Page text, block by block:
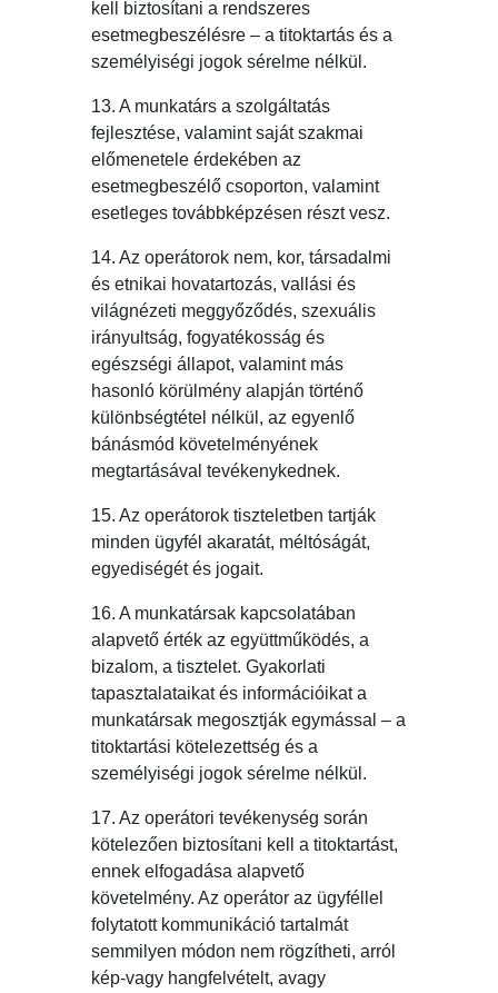
kell biztosítani a rendszeres
esetmegbeszélésre – a titoktartás és a
személyiségi jogok sérelme nélkül.
13. A munkatárs a szolgáltatás
fejlesztése, valamint saját szakmai
előmenetele érdekében az
esetmegbeszélő csoporton, valamint
esetleges továbbképzésen részt vesz.
14. Az operátorok nem, kor, társadalmi
és etnikai hovatartozás, vallási és
világnézeti meggyőződés, szexuális
irányultság, fogyatékosság és
egészségi állapot, valamint más
hasonló körülmény alapján történő
különbségtétel nélkül, az egyenlő
bánásmód követelményének
megtartásával tevékenykednek.
15. Az operátorok tiszteletben tartják
minden ügyfél akaratát, méltóságát,
egyediségét és jogait.
16. A munkatársak kapcsolatában
alapvető érték az együttműködés, a
bizalom, a tisztelet. Gyakorlati
tapasztalataikat és információikat a
munkatársak megosztják egymással – a
titoktartási kötelezettség és a
személyiségi jogok sérelme nélkül.
17. Az operátori tevékenység során
kötelezően biztosítani kell a titoktartást,
ennek elfogadása alapvető
követelmény. Az operátor az ügyféllel
folytatott kommunikáció tartalmát
semmilyen módon nem rögzítheti, arról
kép-vagy hangfelvételt, avagy